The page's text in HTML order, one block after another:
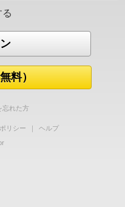
料）
忘れた方
リシー ｜
ヘルプ